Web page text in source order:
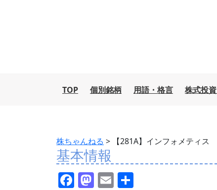
TOP 個別銘柄 用語・格言 株式投
株ちゃんねる > 【281A】インフォメティス
基本情報
F M E